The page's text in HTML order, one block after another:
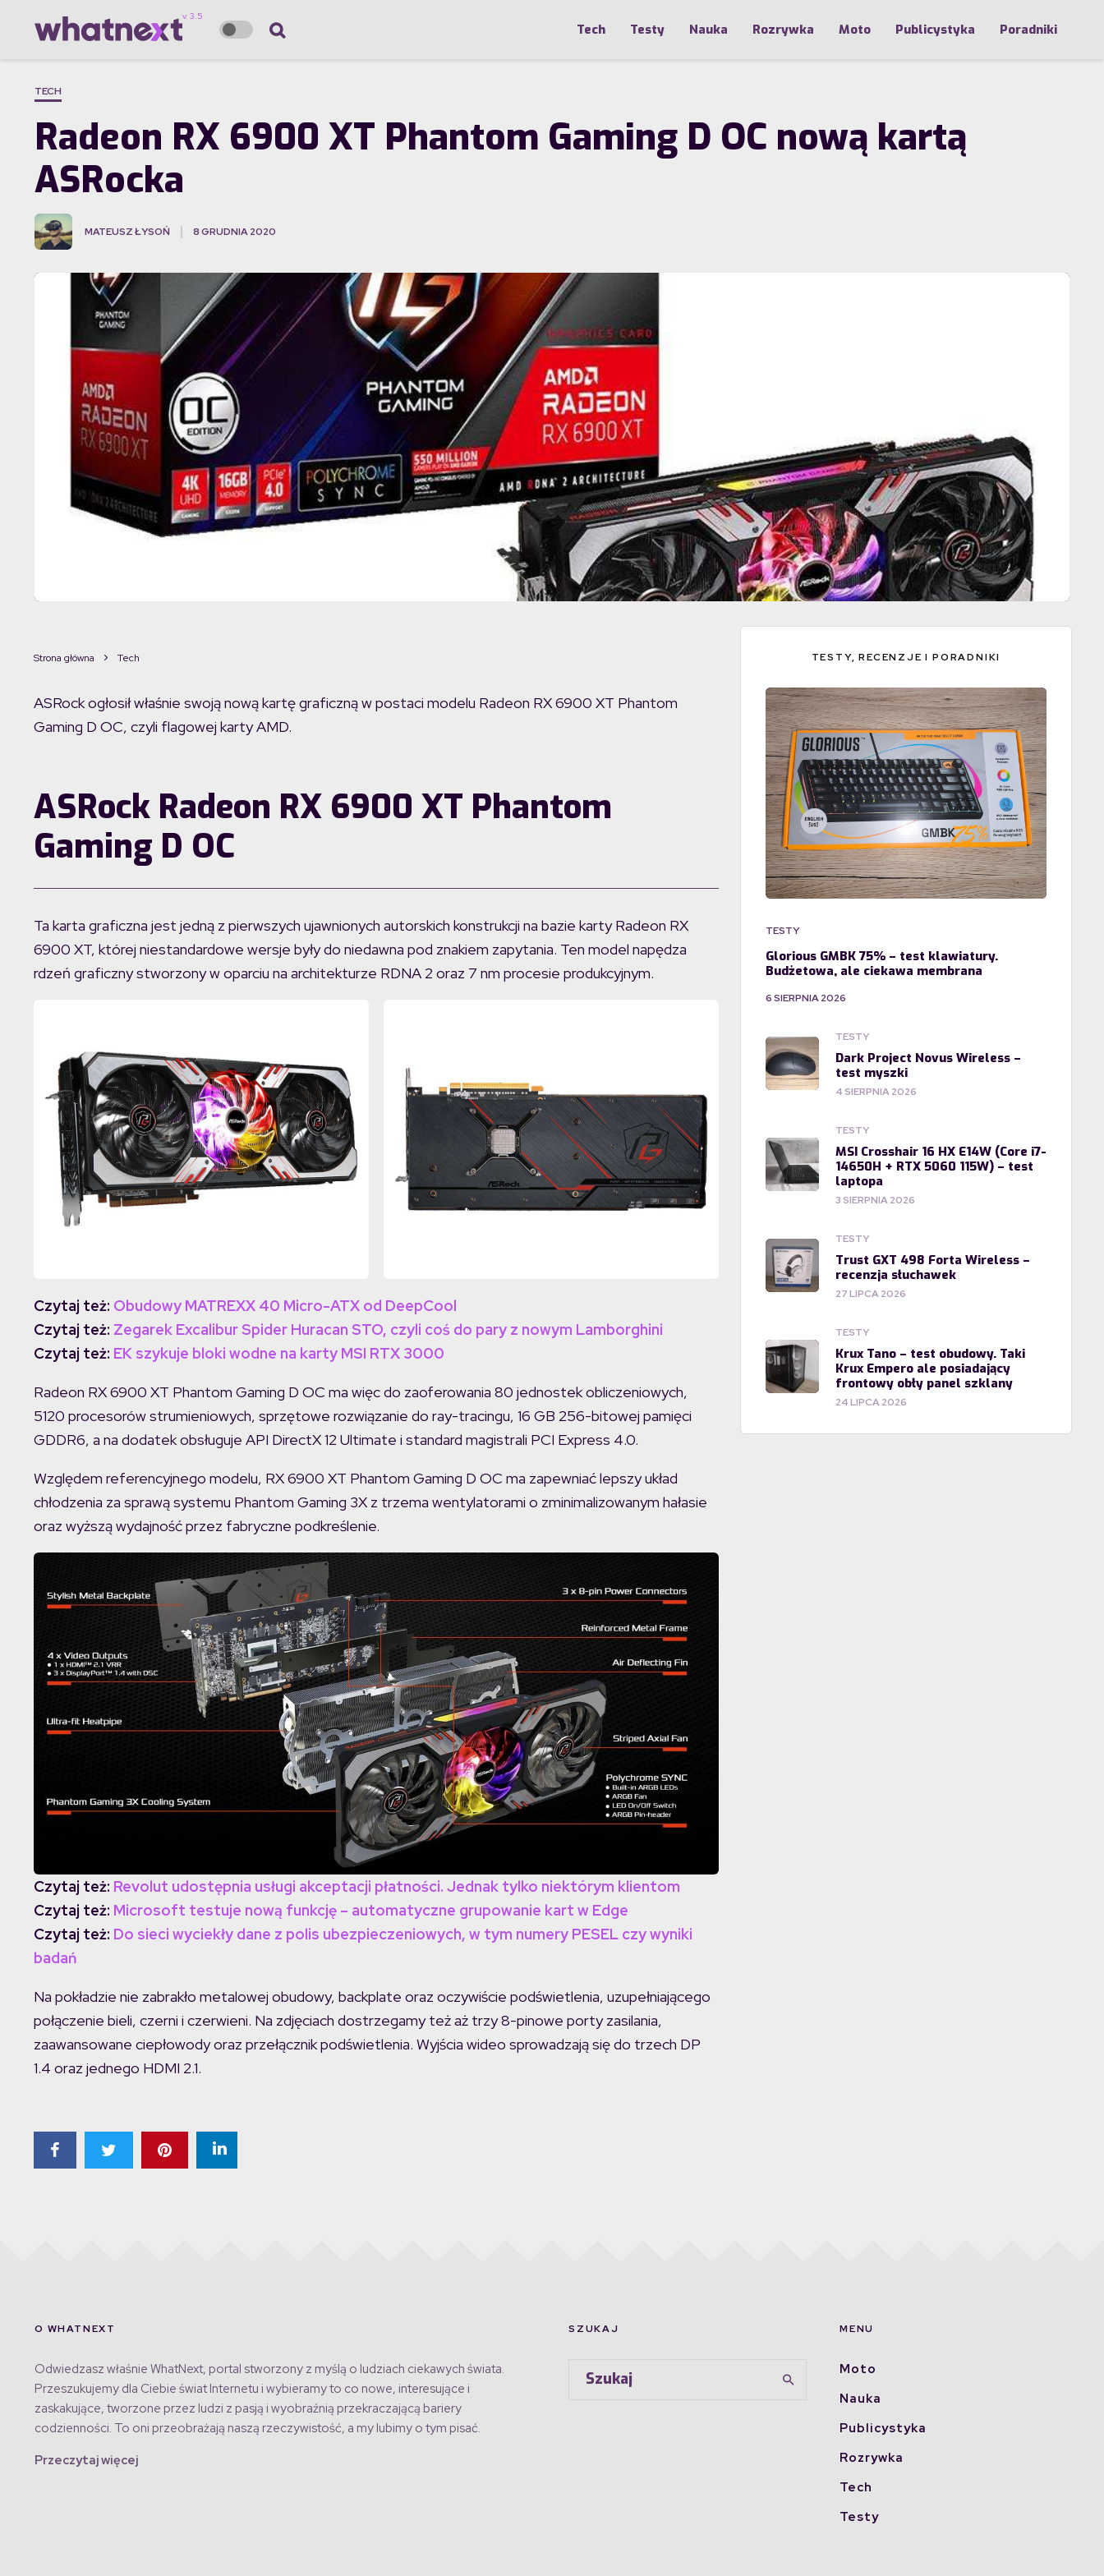
Tech Testy Nauka Rozrywka Moto Publicystyka Poradniki
TECH
Radeon RX 6900 XT Phantom Gaming D OC nową kartą
ASRocka
MATEUSZ ŁYSOŃ 8 GRUDNIA 2020
Strona główna Tech
ASRock ogłosił właśnie swoją nową kartę graficzną w postaci modelu Radeon RX 6900 XT Phantom
Gaming D OC, czyli flagowej karty AMD.
ASRock Radeon RX 6900 XT Phantom
Gaming D OC
Ta karta graficzna jest jedną z pierwszych ujawnionych autorskich konstrukcji na bazie karty Radeon RX
6900 XT, której niestandardowe wersje były do niedawna pod znakiem zapytania. Ten model napędza
rdzeń graficzny stworzony w oparciu na architekturze RDNA 2 oraz 7 nm procesie produkcyjnym.
Czytaj też: Obudowy MATREXX 40 Micro-ATX od DeepCool
Czytaj też: Zegarek Excalibur Spider Huracan STO, czyli coś do pary z nowym Lamborghini
Czytaj też: EK szykuje bloki wodne na karty MSI RTX 3000
Radeon RX 6900 XT Phantom Gaming D OC ma więc do zaoferowania 80 jednostek obliczeniowych,
5120 procesorów strumieniowych, sprzętowe rozwiązanie do ray-tracingu, 16 GB 256-bitowej pamięci
GDDR6, a na dodatek obsługuje API DirectX 12 Ultimate i standard magistrali PCI Express 4.0.
Względem referencyjnego modelu, RX 6900 XT Phantom Gaming D OC ma zapewniać lepszy układ
chłodzenia za sprawą systemu Phantom Gaming 3X z trzema wentylatorami o zminimalizowanym hałasie
oraz wyższą wydajność przez fabryczne podkreślenie.
Czytaj też: Revolut udostępnia usługi akceptacji płatności. Jednak tylko niektórym klientom
Czytaj też: Microsoft testuje nową funkcję – automatyczne grupowanie kart w Edge
Czytaj też: Do sieci wyciekły dane z polis ubezpieczeniowych, w tym numery PESEL czy wyniki
badań
Na pokładzie nie zabrakło metalowej obudowy, backplate oraz oczywiście podświetlenia, uzupełniającego
połączenie bieli, czerni i czerwieni. Na zdjęciach dostrzegamy też aż trzy 8-pinowe porty zasilania,
zaawansowane ciepłowody oraz przełącznik podświetlenia. Wyjścia wideo sprowadzają się do trzech DP
1.4 oraz jednego HDMI 2.1.
TESTY, RECENZJE I PORADNIKI
TESTY
Glorious GMBK 75% – test klawiatury.
Budżetowa, ale ciekawa membrana
6 SIERPNIA 2026
TESTY
Dark Project Novus Wireless –
test myszki
4 SIERPNIA 2026
TESTY
MSI Crosshair 16 HX E14W (Core i7-
14650H + RTX 5060 115W) – test
laptopa
3 SIERPNIA 2026
TESTY
Trust GXT 498 Forta Wireless –
recenzja słuchawek
27 LIPCA 2026
TESTY
Krux Tano – test obudowy. Taki
Krux Empero ale posiadający
frontowy obły panel szklany
24 LIPCA 2026
O WHATNEXT
Odwiedzasz właśnie WhatNext, portal stworzony z myślą o ludziach ciekawych świata.
Przeszukujemy dla Ciebie świat Internetu i wybieramy to co nowe, interesujące i
zaskakujące, tworzone przez ludzi z pasją i wyobraźnią przekraczającą bariery
codzienności. To oni przeobrażają naszą rzeczywistość, a my lubimy o tym pisać.
Przeczytaj więcej
SZUKAJ MENU
Moto
Nauka
Publicystyka
Rozrywka
Tech
Testy